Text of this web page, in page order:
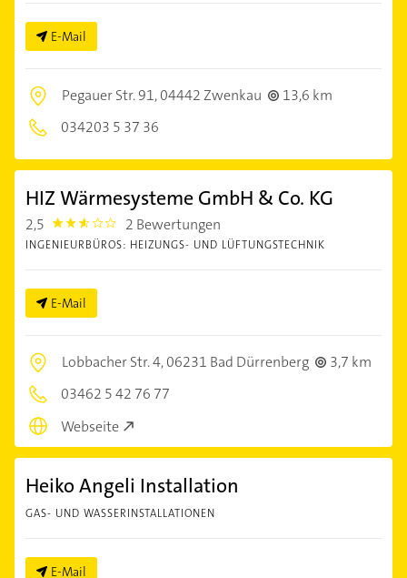
E-Mail
Pegauer Str. 91,04442 Zwenkau
13,6 km
034203 5 37 36
HIZ Wärmesysteme GmbH & Co. KG
2,5 2.5 2 Bewertungen
INGENIEURBÜROS: HEIZUNGS- UND LÜFTUNGSTECHNIK
E-Mail
Lobbacher Str. 4,06231 Bad Dürrenberg
3,7 km
03462 5 42 76 77
Webseite
Heiko Angeli Installation
GAS- UND WASSERINSTALLATIONEN
E-Mail